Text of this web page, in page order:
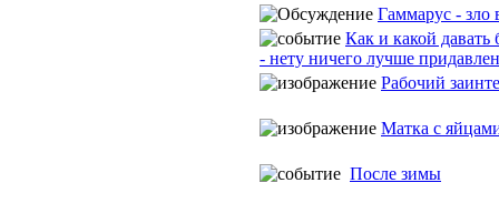
Гаммарус - зло
Как и какой давать
- нету ничего лучше
Рабочий
Матка с
После зимы